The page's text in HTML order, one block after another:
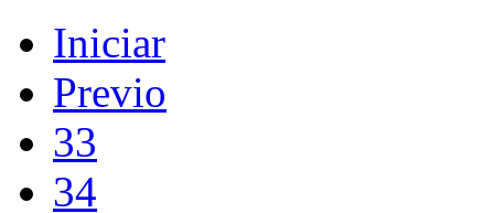
Iniciar
Previo
33
34